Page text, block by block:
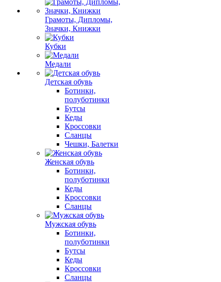
Грамоты, Дипломы,
Значки, Книжки
Кубки
Медали
Детская обувь
Ботинки,
полуботинки
Бутсы
Кеды
Кроссовки
Сланцы
Чешки, Балетки
Женская обувь
Ботинки,
полуботинки
Кеды
Кроссовки
Сланцы
Мужская обувь
Ботинки,
полуботинки
Бутсы
Кеды
Кроссовки
Сланцы